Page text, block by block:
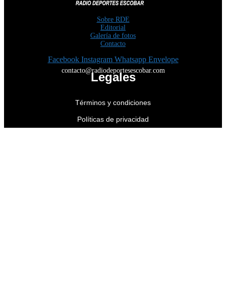
Sobre RDE
Editorial
Galería de fotos
Contacto
Facebook Instagram Whatsapp Envelope
contacto@radiodeportesescobar.com
Legales
Términos y condiciones
Políticas de privacidad